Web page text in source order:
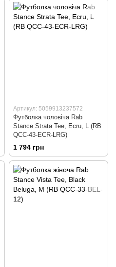
Артикул: 5059913237572
Футболка чоловіча Rab
Stance Strata Tee, Ecru, L (RB
QCC-43-ECR-LRG)
1 794 грн